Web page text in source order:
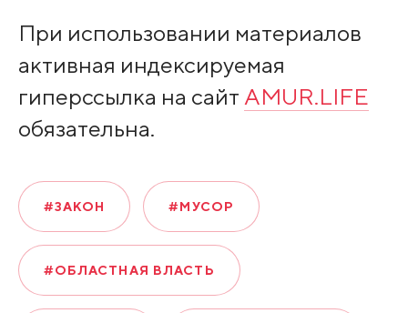
При использовании материалов
активная индексируемая
гиперссылка на сайт AMUR.LIFE
обязательна.
#ЗАКОН #МУСОР
#ОБЛАСТНАЯ ВЛАСТЬ